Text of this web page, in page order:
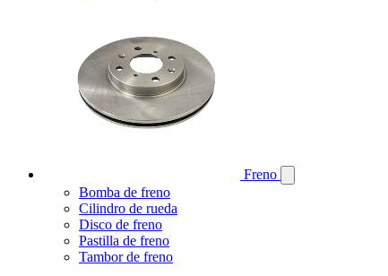
Freno
Bomba de freno
Cilindro de rueda
Disco de freno
Pastilla de freno
Tambor de freno